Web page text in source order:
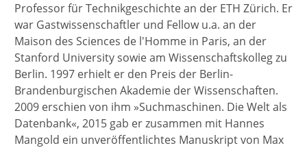
Professor für Technikgeschichte an der ETH Zürich. Er
war Gastwissenschaftler und Fellow u.a. an der
Maison des Sciences de l'Homme in Paris, an der
Stanford University sowie am Wissenschaftskolleg zu
Berlin. 1997 erhielt er den Preis der Berlin-
Brandenburgischen Akademie der Wissenschaften.
2009 erschien von ihm »Suchmaschinen. Die Welt als
Datenbank«, 2015 gab er zusammen mit Hannes
Mangold ein unveröffentlichtes Manuskript von Max